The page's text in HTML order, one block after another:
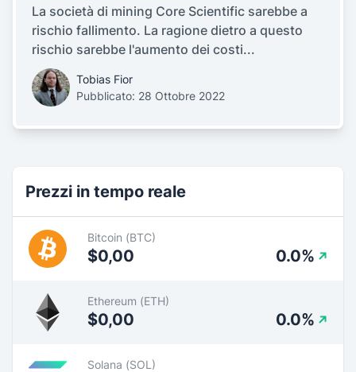
La società di mining Core Scientific sarebbe a
rischio fallimento. La ragione dietro a questo
rischio sarebbe l'aumento dei costi...
Tobias Fior
Pubblicato: 28 Ottobre 2022
Prezzi in tempo reale
Bitcoin (BTC)
$0,00 0.0%
Ethereum (ETH)
$0,00 0.0%
Solana (SOL)